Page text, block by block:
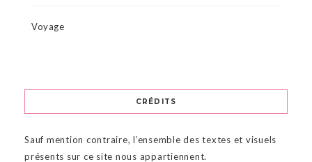
Voyage
CRÉDITS
Sauf mention contraire, l’ensemble des textes et visuels
présents sur ce site nous appartiennent.